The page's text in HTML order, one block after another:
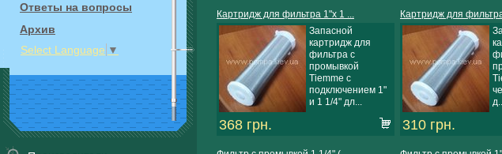
Ответы на вопросы
Архив
Select Language ▼
Картридж для фильтра 1"х 1 ...
Запасной
картридж для
фильтра с
промывкой
Tiemme с
подключением 1"
и 1 1/4" дл...
368 грн.
Картридж для фильтра
310 грн.